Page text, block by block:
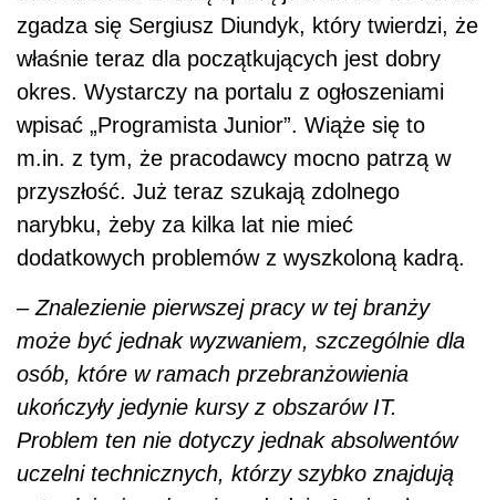
zgadza się Sergiusz Diundyk, który twierdzi, że
właśnie teraz dla początkujących jest dobry
okres. Wystarczy na portalu z ogłoszeniami
wpisać „Programista Junior”. Wiąże się to
m.in. z tym, że pracodawcy mocno patrzą w
przyszłość. Już teraz szukają zdolnego
narybku, żeby za kilka lat nie mieć
dodatkowych problemów z wyszkoloną kadrą.
–Znalezienie pierwszej pracy w tej branży
może być jednak wyzwaniem, szczególnie dla
osób, które w ramach przebranżowienia
ukończyły jedynie kursy z obszarów IT.
Problem ten nie dotyczy jednak absolwentów
uczelni technicznych, którzy szybko znajdują